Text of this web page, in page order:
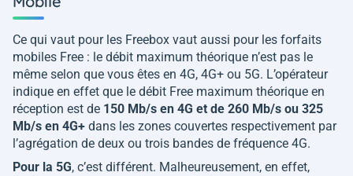
Ce qui vaut pour les Freebox vaut aussi pour les forfaits
mobiles Free : le débit maximum théorique n’est pas le
même selon que vous êtes en 4G, 4G+ ou 5G. L’opérateur
indique en effet que le débit Free maximum théorique en
réception est de 150 Mb/s en 4G et de 260 Mb/s ou 325
Mb/s en 4G+ dans les zones couvertes respectivement par
l’agrégation de deux ou trois bandes de fréquence 4G.
Pour la 5G, c’est différent. Malheureusement, en effet,